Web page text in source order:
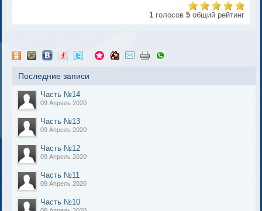
1 голосов 5 общий рейтинг
Последние записи
Часть №14
09 Апрель 2020
Часть №13
09 Апрель 2020
Часть №12
09 Апрель 2020
Часть №11
09 Апрель 2020
Часть №10